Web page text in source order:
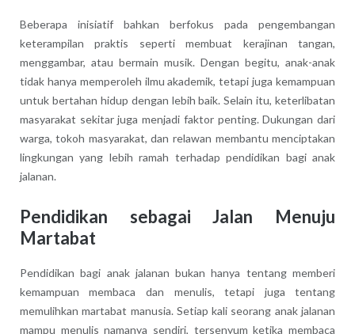
Beberapa inisiatif bahkan berfokus pada pengembangan
keterampilan praktis seperti membuat kerajinan tangan,
menggambar, atau bermain musik. Dengan begitu, anak-anak
tidak hanya memperoleh ilmu akademik, tetapi juga kemampuan
untuk bertahan hidup dengan lebih baik. Selain itu, keterlibatan
masyarakat sekitar juga menjadi faktor penting. Dukungan dari
warga, tokoh masyarakat, dan relawan membantu menciptakan
lingkungan yang lebih ramah terhadap pendidikan bagi anak
jalanan.
Pendidikan sebagai Jalan Menuju
Martabat
Pendidikan bagi anak jalanan bukan hanya tentang memberi
kemampuan membaca dan menulis, tetapi juga tentang
memulihkan martabat manusia. Setiap kali seorang anak jalanan
mampu menulis namanya sendiri, tersenyum ketika membaca